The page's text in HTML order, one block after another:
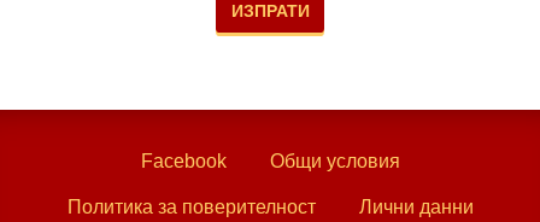
Facebook Общи условия
Политика за поверителност Лични данни